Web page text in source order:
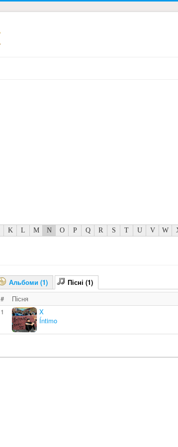
K L M N O P Q R S T U V W
Альбоми (1)
Пісні (1)
#
Пісня
1
X
Íntimo